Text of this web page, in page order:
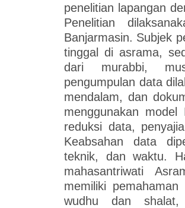
penelitian lapangan
Penelitian
Banjarmasin. Subjek
tinggal di asrama,
dari murabbi,
pengumpulan data
mendalam, dan
menggunakan
reduksi data,
Keabsahan data
teknik, dan waktu.
mahasantriwati
memiliki
wudhu dan